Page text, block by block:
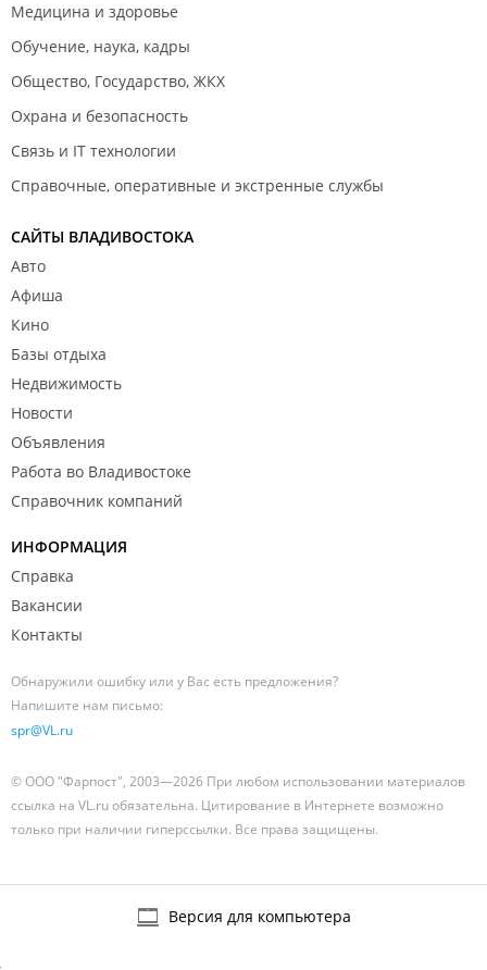
Медицина и здоровье
Обучение, наука, кадры
Общество, Государство, ЖКХ
Охрана и безопасность
Связь и IT технологии
Справочные, оперативные и экстренные службы
САЙТЫ ВЛАДИВОСТОКА
Авто
Афиша
Кино
Базы отдыха
Недвижимость
Новости
Объявления
Работа во Владивостоке
Справочник компаний
ИНФОРМАЦИЯ
Справка
Вакансии
Контакты
Обнаружили ошибку или у Вас есть предложения?
Напишите нам письмо:
spr@VL.ru
© ООО "Фарпост", 2003—2026 При любом использовании материалов
ссылка на VL.ru обязательна. Цитирование в Интернете возможно
только при наличии гиперссылки. Все права защищены.
Версия для компьютера